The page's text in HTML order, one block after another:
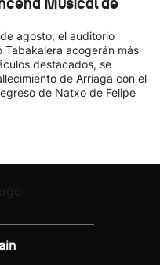
agosto, el auditorio
Tabakalera acogerán más
destacados, se
de Arriaga con el
de Natxo de Felipe